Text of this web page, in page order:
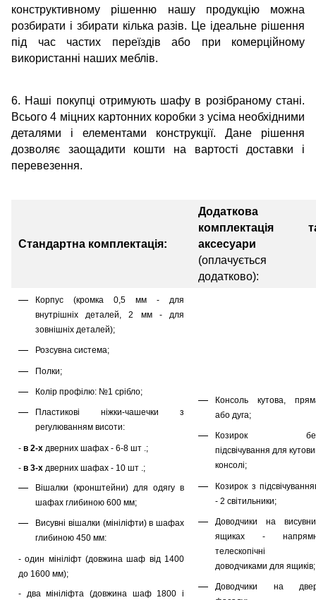
конструктивному рішенню нашу продукцію можна
розбирати і збирати кілька разів. Це ідеальне рішення
під час частих переїздів або при комерційному
використанні наших меблів.
6. Наші покупці отримують шафу в розібраному стані.
Всього 4 міцних картонних коробки з усіма необхідними
деталями і елементами конструкції. Дане рішення
дозволяє заощадити кошти на вартості доставки і
перевезення.
Стандартна комплектація:
Додаткова
комплектація
аксесуари
(оплачується
додатково):
Корпус (кромка 0,5 мм - для
внутрішніх деталей, 2 мм - для
зовнішніх деталей);
Розсувна система;
Полки;
Колір профілю: №1 срібло;
Пластикові ніжки-чашечки з
регулюванням висоти:
- в 2-х дверних шафах - 6-8 шт .;
- в 3-х дверних шафах - 10 шт .;
Вішалки (кронштейни) для одягу в
шафах глибиною 600 мм;
Висувні вішалки (мініліфти) в шафах
глибиною 450 мм:
- один мініліфт (довжина шаф від 1400
до 1600 мм);
- два мініліфта (довжина шаф 1800 і
Консоль кутова,
або дуга;
Козирок
підсвічування для
консолі;
Козирок з
- 2 світильники;
Доводчики на
ящиках -
телескопічні
доводчиками для ящиків;
Доводчики на